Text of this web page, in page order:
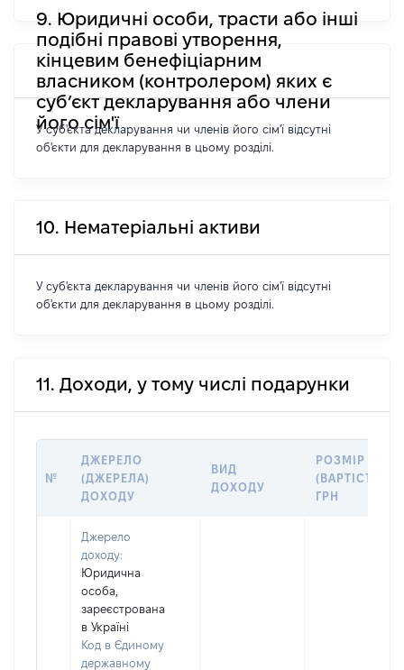
9. Юридичні особи, трасти або інші
подібні правові утворення,
кінцевим бенефіціарним
власником (контролером) яких є
суб’єкт декларування або члени
його сім'ї
У суб'єкта декларування чи членів його сім'ї відсутні
об'єкти для декларування в цьому розділі.
10. Нематеріальні активи
У суб'єкта декларування чи членів його сім'ї відсутні
об'єкти для декларування в цьому розділі.
11. Доходи, у тому числі подарунки
№
ДЖЕРЕЛО
(ДЖЕРЕЛА)
ДОХОДУ
ВИД
ДОХОДУ
РОЗМІР
(ВАРТІСТЬ),
ГРН
Джерело
доходу:
Юридична
особа,
зареєстрована
в Україні
Код в Єдиному
державному